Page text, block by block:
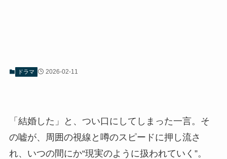
ドラマ 2026-02-11
「結婚した」と、つい口にしてしまった一言。そ
の嘘が、周囲の視線と噂のスピードに押し流さ
れ、いつの間にか“現実のように扱われていく”。